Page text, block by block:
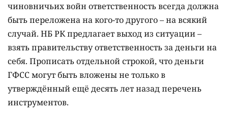
чиновничьих войн ответственность всегда должна
быть переложена на кого-то другого – на всякий
случай. НБ РК предлагает выход из ситуации –
взять правительству ответственность за деньги на
себя. Прописать отдельной строкой, что деньги
ГФСС могут быть вложены не только в
утверждённый ещё десять лет назад перечень
инструментов.